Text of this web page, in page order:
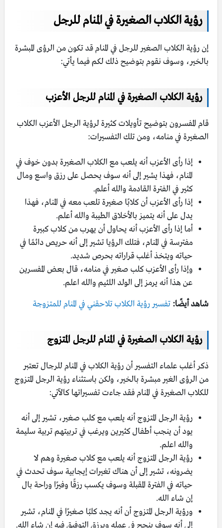
رؤية الكلاب الصغيرة في المنام للرجل
إن رؤية الكلاب الصغير للرجل في المنام قد تكون من الرؤى المبشرة
بالخير، وسوف نقوم بتوضيح ذلك لكم فيما يأتي:
رؤية الكلاب الصغيرة في المنام للرجل الأعزب
قام المفسرون بتوضيح تأويلات كثيرة لرؤية الرجل الأعزب الكلاب
الصغيرة في منامه، ومن تلك التفسيرات:
إذا رأى الأعزب أنه يلعب مع الكلاب الصغيرة بدون خوف في
المنام، فهذا يشير إلى أنه سوف يحصل على رزق واسع ومال
كثير في الفترة القادمة والله أعلم.
إذا رأى الأعزب أن كلابًا صغيرة تلعب معه في المنام، فهذا
يدل على أنه يتميز بالأخلاق الطيبة والله أعلم.
أما إذا رأى الأعزب أنه يحاول أن يهرب من كلاب كبيرة
مفترسة في المنام، فتلك الرؤيا تشير إلى أنه حريص دائمًا في
حياته ويتخذ أغلب قراراته بحرص شديد.
وإذا رأى الأعزب كلب صغير في منامه، قال بعض المفسرين
عن هذا أنه يرمز إلى الولد اللئيم والله اعلم.
شاهد أيضًا: تفسير رؤية الكلاب تلاحقني في المنام للمتزوجة
رؤية الكلاب الصغيرة في المنام للرجل المتزوج
ذكر أغلب علماء التفسير أن رؤية الكلاب في المنام للرجال تعتبر
من الرؤى الغير مبشرة بالخير، ولكن باستثناء رؤية الرجل المتزوج
للكلاب الصغيرة في المنام فقد جاءت تفسيراتها كالآتي:
رؤية الرجل المتزوج أنه يلعب مع كلب صغير، تشير إلى أنه
يود أن ينجب أطفال كثيرين ويرغب في تربيتهم تربية سليمة
والله اعلم.
رؤية الرجل المتزوج أنه يلعب مع كلاب صغيرة وهم لا
يضرونه، تشير إلى أن هناك تغيرات إيجابية سوف تحدث في
حياته في الفترة المقبلة وسوف يكسب رزقًا وفيرًا وراحة بال
إن شاء الله.
ورؤية الرجل المتزوج أن أنه يجد كلبًا صغيرًا في المنام، تشير
إلى أنه سوف ينجح في عمله ويرزق التوفيق فيه إن شاء الله.